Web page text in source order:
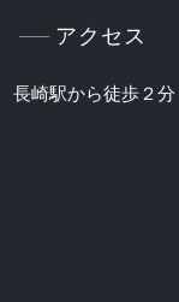
アクセス
長崎駅から徒歩２分